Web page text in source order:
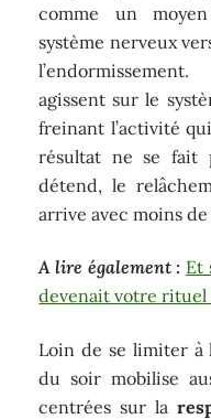
comme un
système nerveux
agissent sur le
freinant l’activité
résultat ne se fait
détend, le
arrive avec moins
A lire également : Et
devenait votre rituel
Loin de se limiter à
du soir mobilise
centrées sur la